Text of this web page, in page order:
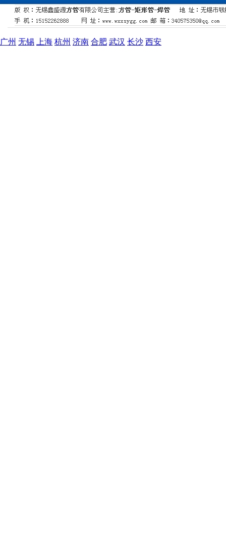
广州 无锡 上海 杭州 济南 合肥 武汉 长沙 西安